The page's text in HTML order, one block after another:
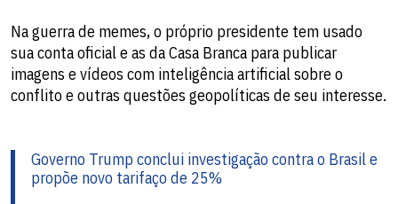
Na guerra de memes, o próprio presidente tem usado
sua conta oficial e as da Casa Branca para publicar
imagens e vídeos com inteligência artificial sobre o
conflito e outras questões geopolíticas de seu interesse.
Governo Trump conclui investigação contra o Brasil e
propõe novo tarifaço de 25%